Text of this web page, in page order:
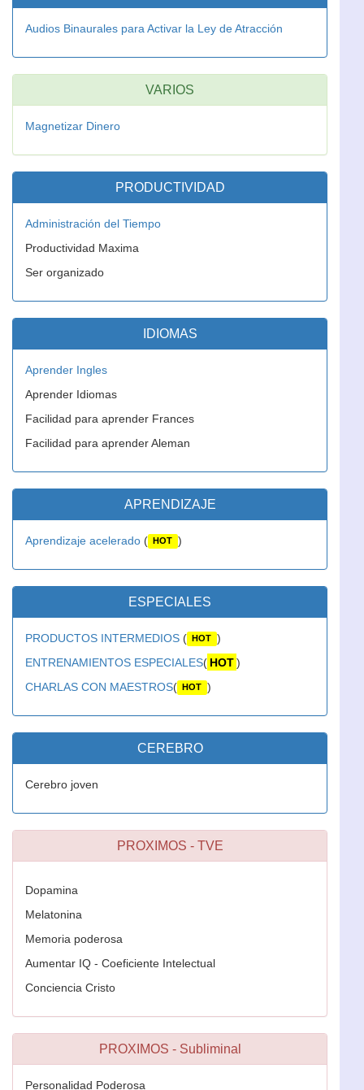
Audios Binaurales para Activar la Ley de Atracción
VARIOS
Magnetizar Dinero
PRODUCTIVIDAD
Administración del Tiempo
Productividad Maxima
Ser organizado
IDIOMAS
Aprender Ingles
Aprender Idiomas
Facilidad para aprender Frances
Facilidad para aprender Aleman
APRENDIZAJE
Aprendizaje acelerado ( HOT )
ESPECIALES
PRODUCTOS INTERMEDIOS ( HOT )
ENTRENAMIENTOS ESPECIALES( HOT )
CHARLAS CON MAESTROS( HOT )
CEREBRO
Cerebro joven
PROXIMOS - TVE
Dopamina
Melatonina
Memoria poderosa
Aumentar IQ - Coeficiente Intelectual
Conciencia Cristo
PROXIMOS - Subliminal
Personalidad Poderosa